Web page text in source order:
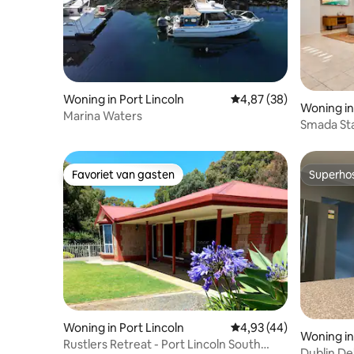
Woning in Port Lincoln Gemiddelde
4,87 (38)
Marina Waters
Woning
Smada
Favoriet van gasten
Favoriet van gasten
Woning in Port Lincoln Gemiddelde
4,93 (44)
Rustlers Retreat - Port Lincoln South
Woning